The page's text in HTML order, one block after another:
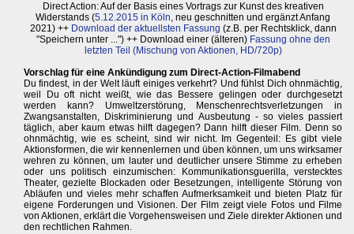
Direct Action: Auf der Basis eines Vortrags zur Kunst des kreativen
Widerstands (5.12.2015 in Köln, neu geschnitten und ergänzt Anfang
2021) ++ Download der aktuellsten Fassung (z.B. per Rechtsklick, dann
"Speichern unter ...") ++ Download einer (älteren) Fassung ohne den
letzten Teil (Mischung von Aktionen, HD/720p)
Vorschlag für eine Ankündigung zum Direct-Action-Filmabend
Du findest, in der Welt läuft einiges verkehrt? Und fühlst Dich ohnmächtig,
weil Du oft nicht weißt, wie das Bessere gelingen oder durchgesetzt
werden kann? Umweltzerstörung, Menschenrechtsverletzungen in
Zwangsanstalten, Diskriminierung und Ausbeutung - so vieles passiert
täglich, aber kaum etwas hilft dagegen? Dann hilft dieser Film. Denn so
ohnmächtig, wie es scheint, sind wir nicht. Im Gegenteil: Es gibt viele
Aktionsformen, die wir kennenlernen und üben können, um uns wirksamer
wehren zu können, um lauter und deutlicher unsere Stimme zu erheben
oder uns politisch einzumischen: Kommunikationsguerilla, verstecktes
Theater, gezielte Blockaden oder Besetzungen, intelligente Störung von
Abläufen und vieles mehr schaffen Aufmerksamkeit und bieten Platz für
eigene Forderungen und Visionen. Der Film zeigt viele Fotos und Filme
von Aktionen, erklärt die Vorgehensweisen und Ziele direkter Aktionen und
den rechtlichen Rahmen.